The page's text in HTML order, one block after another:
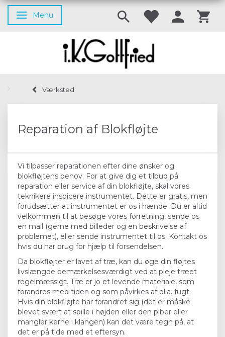
Skifte navigation
Menu
Værksted
Reparation af Blokfløjte
Vi tilpasser reparationen efter dine ønsker og
blokfløjtens behov. For at give dig et tilbud på
reparation eller service af din blokfløjte, skal vores
teknikere inspicere instrumentet. Dette er gratis, men
forudsætter at instrumentet er os i hænde. Du er altid
velkommen til at besøge vores forretning, sende os
en mail (gerne med billeder og en beskrivelse af
problemet), eller sende instrumentet til os. Kontakt os
hvis du har brug for hjælp til forsendelsen.
Da blokfløjter er lavet af træ, kan du øge din fløjtes
livslængde bemærkelsesværdigt ved at pleje træet
regelmæssigt. Træ er jo et levende materiale, som
forandres med tiden og som påvirkes af bl.a. fugt.
Hvis din blokfløjte har forandret sig (det er måske
blevet svært at spille i højden eller den piber eller
mangler kerne i klangen) kan det være tegn på, at
det er på tide med et eftersyn.